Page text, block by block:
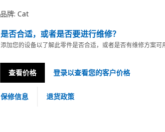
品牌: Cat
是否合适，或者是否要进行维修？
添加您的设备以了解此零件是否合适，或者是否有维修方案可
查看价格 登录以查看您的客户价格
保修信息 退货政策